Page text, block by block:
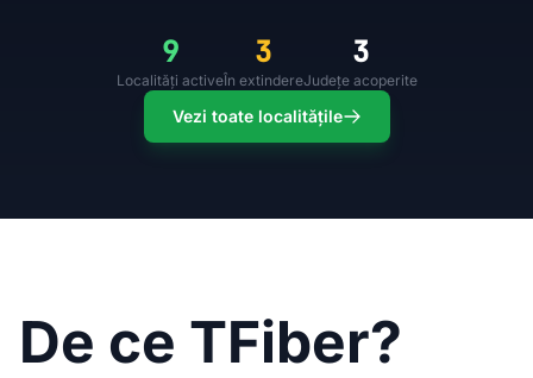
9
Localități active
3
În extindere
3
Județe acoperite
Vezi toate localitățile
De ce TFiber?